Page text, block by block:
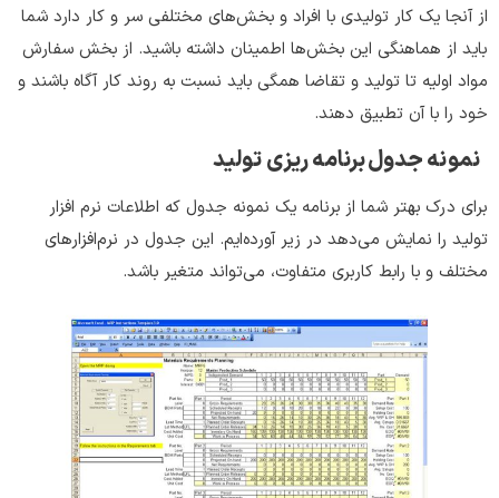
از آنجا یک کار تولیدی با افراد و بخش‌های مختلفی سر و کار دارد شما
باید از هماهنگی این بخش‌ها اطمینان داشته باشید. از بخش سفارش
مواد اولیه تا تولید و تقاضا همگی باید نسبت به روند کار آگاه باشند و
خود را با آن تطبیق دهند.
نمونه جدول برنامه ریزی تولید
برای درک بهتر شما از برنامه یک نمونه جدول که اطلاعات نرم افزار
تولید را نمایش می‌دهد در زیر آورده‌ایم. این جدول در نرم‌افزارهای
مختلف و با رابط کاربری متفاوت، می‌تواند متغیر باشد.